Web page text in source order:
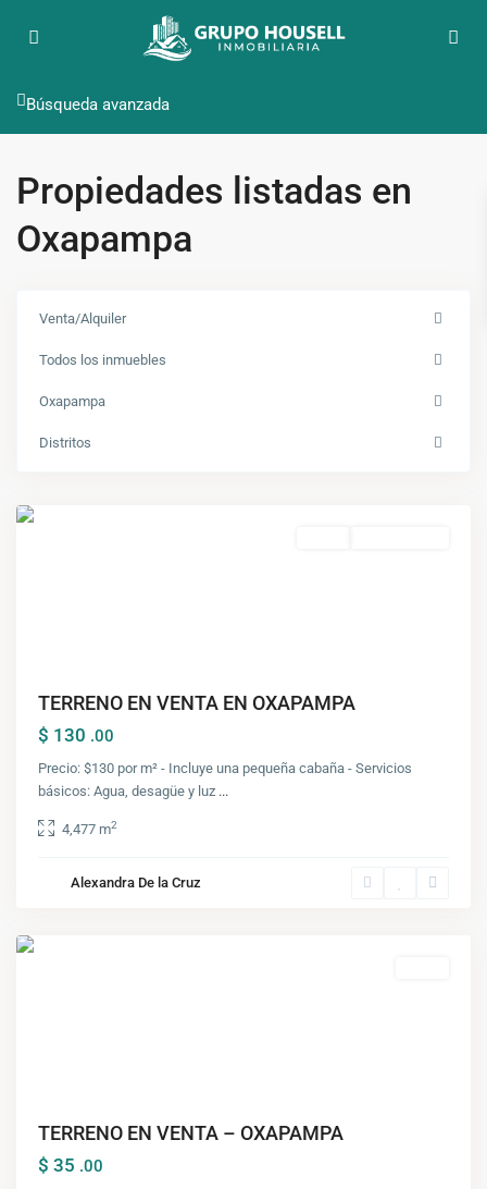
Búsqueda avanzada
Propiedades listadas en
Oxapampa
Venta/Alquiler
Todos los inmuebles
Oxapampa
Distritos
TERRENO EN VENTA EN OXAPAMPA
$ 130 .00
Precio: $130 por m² - Incluye una pequeña cabaña - Servicios
básicos: Agua, desagüe y luz ...
4,477 m2
Alexandra De la Cruz
TERRENO EN VENTA – OXAPAMPA
$ 35 .00